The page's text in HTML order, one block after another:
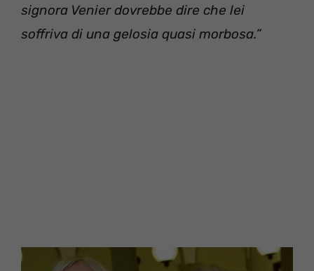
signora Venier dovrebbe dire che lei
soffriva di una gelosia quasi morbosa.”